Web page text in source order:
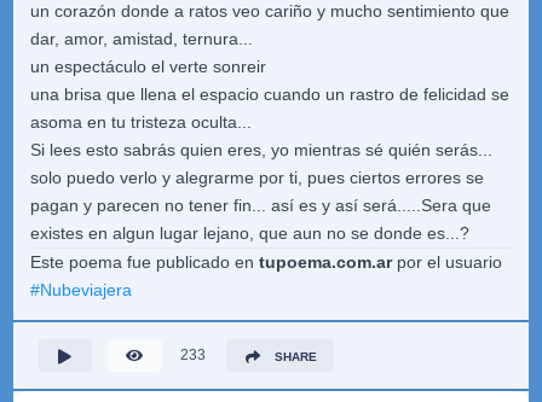
un corazón donde a ratos veo cariño y mucho sentimiento que
dar, amor, amistad, ternura...
un espectáculo el verte sonreir
una brisa que llena el espacio cuando un rastro de felicidad se
asoma en tu tristeza oculta...
Si lees esto sabrás quien eres, yo mientras sé quién serás...
solo puedo verlo y alegrarme por ti, pues ciertos errores se
pagan y parecen no tener fin... así es y así será.....Sera que
existes en algun lugar lejano, que aun no se donde es...?
Este poema fue publicado en tupoema.com.arpor el usuario
#Nubeviajera
233 SHARE